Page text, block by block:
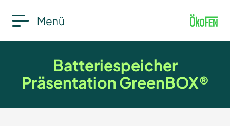
Menü
Batteriespeicher
Präsentation GreenBOX®